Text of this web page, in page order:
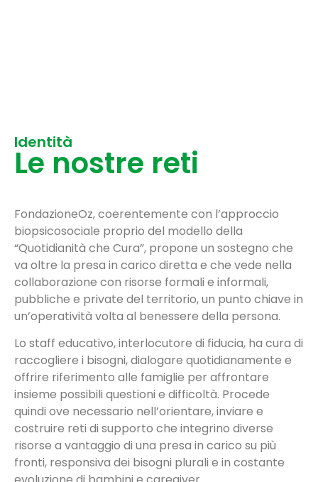
Identità
Le nostre reti
FondazioneOz, coerentemente con l’approccio
biopsicosociale proprio del modello della
“Quotidianità che Cura”, propone un sostegno che
va oltre la presa in carico diretta e che vede nella
collaborazione con risorse formali e informali,
pubbliche e private del territorio, un punto chiave in
un’operatività volta al benessere della persona.
Lo staff educativo, interlocutore di fiducia, ha cura di
raccogliere i bisogni, dialogare quotidianamente e
offrire riferimento alle famiglie per affrontare
insieme possibili questioni e difficoltà. Procede
quindi ove necessario nell’orientare, inviare e
costruire reti di supporto che integrino diverse
risorse a vantaggio di una presa in carico su più
fronti, responsiva dei bisogni plurali e in costante